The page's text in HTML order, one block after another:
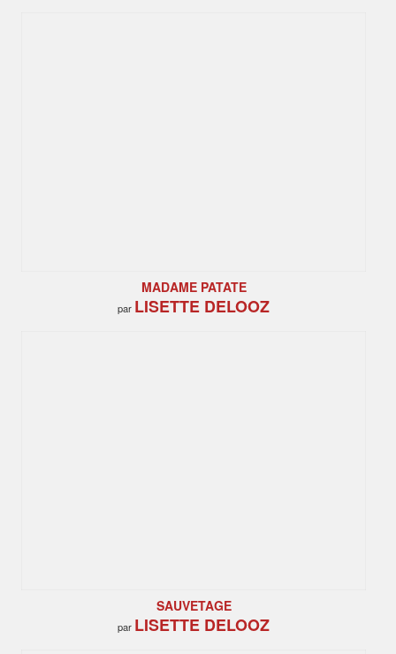
MADAME PATATE
par LISETTE DELOOZ
SAUVETAGE
par LISETTE DELOOZ